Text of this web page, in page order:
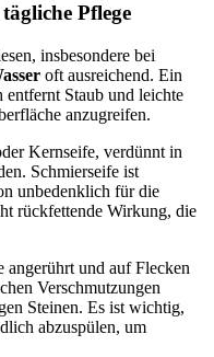
Pflege
insbesondere bei
oft ausreichend. Ein
Staub und leichte
anzugreifen.
Kernseife, verdünnt in
Schmierseife ist
unbedenklich für die
rückfettende Wirkung, die
angerührt und auf Flecken
Verschmutzungen
Steinen. Es ist wichtig,
abzuspülen, um